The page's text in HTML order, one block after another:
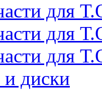
для
для
для
диски